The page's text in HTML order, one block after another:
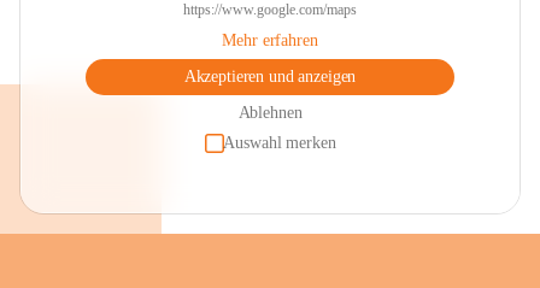
https://www.google.com/maps
Mehr erfahren
Akzeptieren und anzeigen
Ablehnen
Auswahl merken